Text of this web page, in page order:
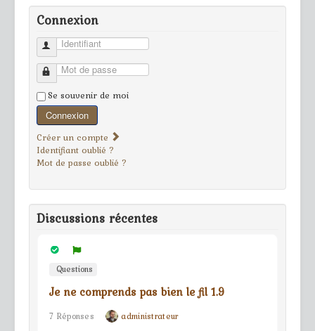
Connexion
Identifiant
Mot de passe
Se souvenir de moi
Connexion
Créer un compte
Identifiant oublié ?
Mot de passe oublié ?
Discussions récentes
Questions
Je ne comprends pas bien le fil 1.9
7 Réponses
administrateur